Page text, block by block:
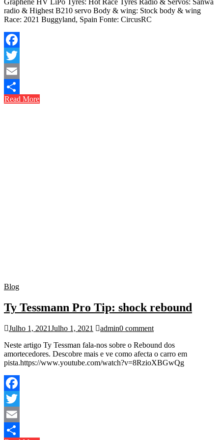
Graphene HV LiPo Tyres: Hot Race Tyres Radio & Servos: Sanwa
radio & Highest B210 servo Body & wing: Stock body & wing
Race: 2021 Buggyland, Spain Fonte: CircusRC
Facebook
Twitter
Email
Share
Read More
Blog
Ty Tessmann Pro Tip: shock rebound
Julho 1, 2021Julho 1, 2021 admin0 comment
Neste artigo Ty Tessman fala-nos sobre o Rebound dos
amortecedores. Descobre mais e ve como afecta o carro em
pista.https://www.youtube.com/watch?v=8RzioXBGwQg
Facebook
Twitter
Email